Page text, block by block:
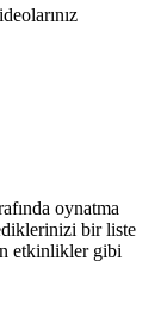
oynatma
bir liste
etkinlikler gibi